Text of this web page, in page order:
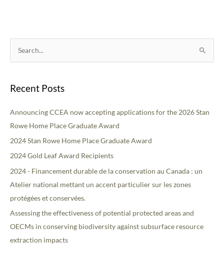
r
r
:
Recent Posts
Announcing CCEA now accepting applications for the 2026 Stan
Rowe Home Place Graduate Award
2024 Stan Rowe Home Place Graduate Award
2024 Gold Leaf Award Recipients
2024 - Financement durable de la conservation au Canada : un
Atelier national mettant un accent particulier sur les zones
protégées et conservées.
Assessing the effectiveness of potential protected areas and
OECMs in conserving biodiversity against subsurface resource
extraction impacts
i
s